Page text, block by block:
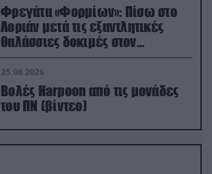
Φρεγάτα «Φορμίων»: Πίσω στο
Λοριάν μετά τις εξαντλητικές
θαλάσσιες δοκιμές στον
απαιτητικό Βισκαϊκό
25.06.2026
Βολές Harpoon από τις μονάδες
του ΠΝ (βίντεο)